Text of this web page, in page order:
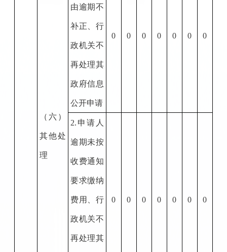
（六）
其他处
理
由逾期不
补正、行
政机关不
再处理其
政府信息
公开申请
0 0 0 0 0 0 0
2. 申请人
逾期未按
收费通知
要求缴纳
费用、行
政机关不
再处理其
0 0 0 0 0 0 0